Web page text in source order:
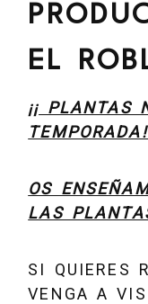
EL
¡¡ PLANTAS
OS
LAS
SI QUIERES
VENGA A